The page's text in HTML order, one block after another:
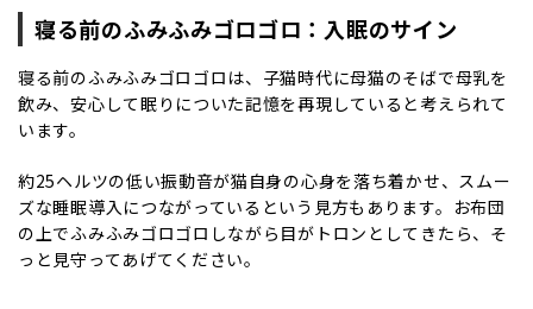
寝る前のふみふみゴロゴロ：入眠のサイン
寝る前のふみふみゴロゴロは、子猫時代に母猫のそばで母乳を
飲み、安心して眠りについた記憶を再現していると考えられて
います。
約25ヘルツの低い振動音が猫自身の心身を落ち着かせ、スムー
ズな睡眠導入につながっているという見方もあります。お布団
の上でふみふみゴロゴロしながら目がトロンとしてきたら、そ
っと見守ってあげてください。